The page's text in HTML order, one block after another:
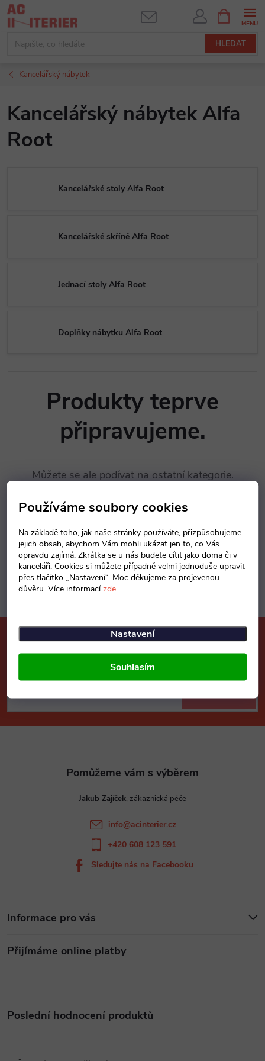
Používáme soubory cookies
Na základě toho, jak naše stránky používáte, přizpůsobujeme
jejich obsah, abychom Vám mohli ukázat jen to, co Vás
opravdu zajímá. Zkrátka se u nás budete cítit jako doma či v
kanceláři. Cookies si můžete případně velmi jednoduše upravit
přes tlačítko „Nastavení“. Moc děkujeme za projevenou
důvěru. Více informacízde.
Nastavení
Souhlasím
Přejít
na
HLEDAT
NÁKUPNÍ
KOŠÍK
Kancelářský nábytek
Kancelářský nábytek Alfa
Root
Kancelářské stoly Alfa Root
Kancelářské skříně Alfa Root
Jednací stoly Alfa Root
Doplňky nábytku Alfa Root
Produkty teprve
připravujeme.
Můžete se ale podívat na ostatní kategorie.
ZPĚT DO OBCHODU
á
p
Mějte přehled o novinkách
a slevách
Informace pro vás
Přijímáme online platby
Poslední hodnocení produktů
Jakub Zajíček
info@acinterier.cz
+420 608 123 591
Sledujte nás na Facebooku